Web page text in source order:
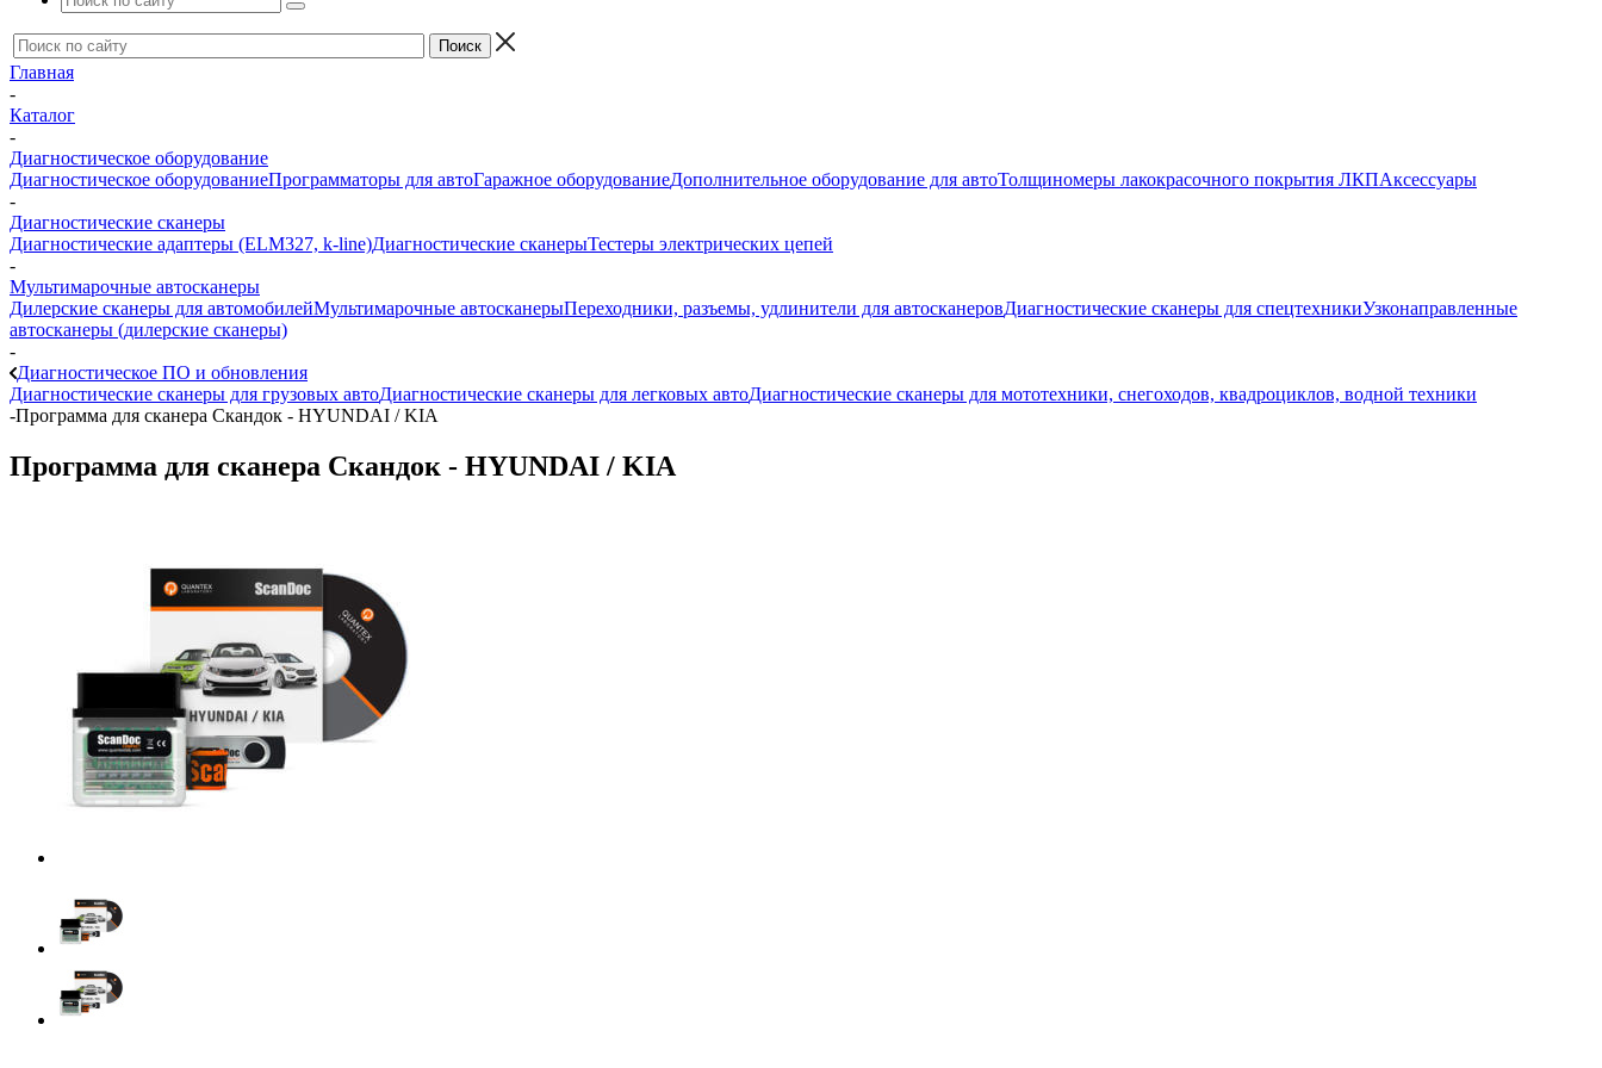
Главная
-
Каталог
-
Диагностическое оборудование
Диагностическое оборудованиеПрограмматоры для автоГаражное оборудованиеДополнительное оборудование для автоТолщиномеры лакокрасочного покрытия ЛКПАксессуары
-
Диагностические сканеры
Диагностические адаптеры (ELM327, k-line)Диагностические сканерыТестеры электрических цепей
-
Мультимарочные автосканеры
Дилерские сканеры для автомобилейМультимарочные автосканерыПереходники, разъемы, удлинители для автосканеровДиагностические сканеры для спецтехникиУзконаправленные
автосканеры (дилерские сканеры)
-
Диагностическое ПО и обновления
Диагностические сканеры для грузовых автоДиагностические сканеры для легковых автоДиагностические сканеры для мототехники, снегоходов, квадроциклов, водной техники
-Программа для сканера Скандок - HYUNDAI / KIA
Программа для сканера Скандок - HYUNDAI / KIA